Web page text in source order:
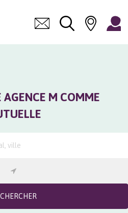
AGENCE M COMME